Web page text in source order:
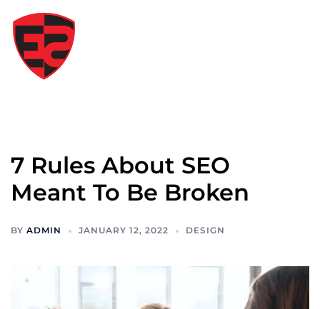
content
7 Rules About SEO
Meant To Be Broken
BY ADMIN JANUARY 12, 2022 DESIGN